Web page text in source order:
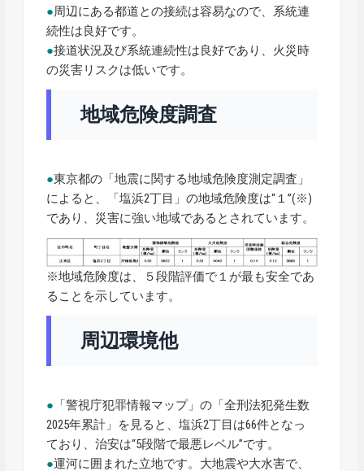
●周辺にある都道との接続は容易なので、系統連
続性は良好です。
●接道状況及び系統連続性は良好であり、火災時
の災害リスクは低いです。
地域危険度調査
●東京都の「地震に関する地域危険度測定調査」
によると、「塩浜2丁目」の地域危険度は“１”(※)
であり、災害に強い地域であるとされています。
※地域危険度は、５段階評価で１が最も安全であ
ることを示しています。
周辺環境他
● 「警視庁犯罪情報マップ」の「全刑法犯発生数
2025年累計」を見ると、塩浜2丁目は66件となっ
ており、治安は“5段階で最悪レベル”です。
●運河に囲まれた立地です。大地震や大水害で、